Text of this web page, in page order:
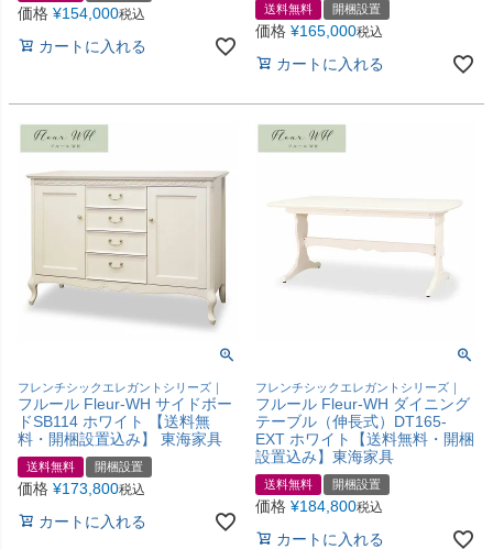
価格 ¥154,000税込
カートに入れる
送料無料 開梱設置
価格 ¥165,000税込
カートに入れる
フレンチシックエレガントシリーズ｜
フルール Fleur-WH サイドボー
ドSB114 ホワイト 【送料無
料・開梱設置込み】 東海家具
送料無料 開梱設置
価格 ¥173,800税込
カートに入れる
フレンチシックエレガントシリーズ｜
フルール Fleur-WH ダイニング
テーブル（伸長式）DT165-
EXT ホワイト【送料無料・開梱
設置込み】東海家具
送料無料 開梱設置
価格 ¥184,800税込
カートに入れる